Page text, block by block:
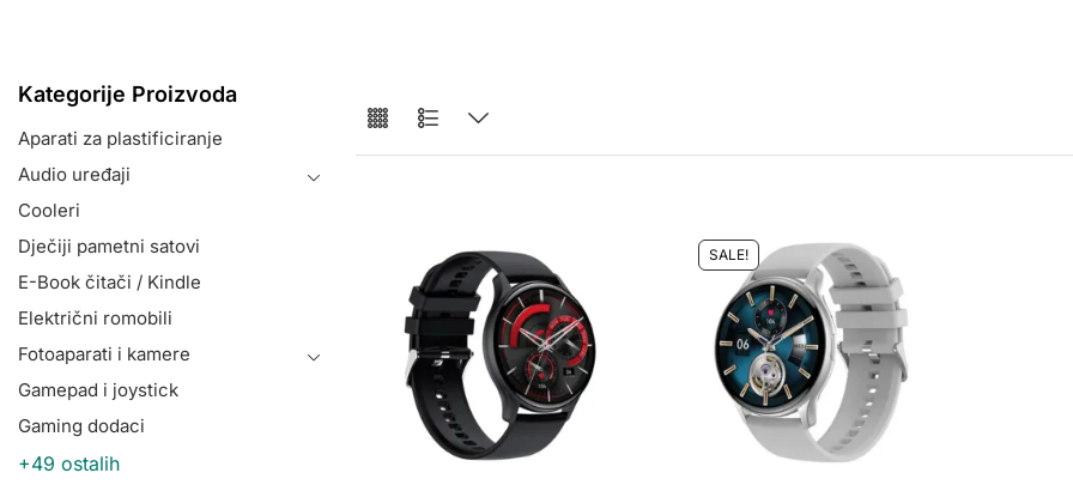
Kategorije Proizvoda
Aparati za plastificiranje
Audio uređaji
Cooleri
Dječiji pametni satovi
E-Book čitači / Kindle
Električni romobili
Fotoaparati i kamere
Gamepad i joystick
Gaming dodaci
+49 ostalih
SALE!